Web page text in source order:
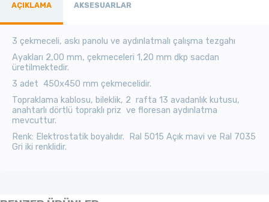
AÇIKLAMA AKSESUARLAR
3 çekmeceli, askı panolu ve aydınlatmalı çalışma tezgahı
Ayakları 2,00 mm, çekmeceleri 1,20 mm dkp sacdan
üretilmektedir.
3 adet 450x450 mm çekmecelidir.
Topraklama kablosu, bileklik, 2 rafta 13 avadanlık kutusu,
anahtarlı dörtlü topraklı priz ve floresan aydınlatma
mevcuttur.
Renk: Elektrostatik boyalıdır. Ral 5015 Açık mavi ve Ral 7035
Gri iki renklidir.